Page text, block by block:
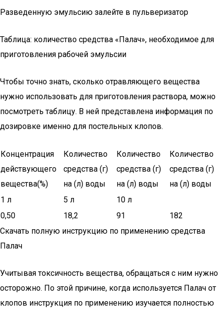
Разведенную эмульсию залейте в пульверизатор
Таблица: количество средства «Палач», необходимое для
приготовления рабочей эмульсии
Чтобы точно знать, сколько отравляющего вещества
нужно использовать для приготовления раствора, можно
посмотреть таблицу. В ней представлена информация по
дозировке именно для постельных клопов.
Концентрация
действующего
вещества(%)
Количество
средства (г)
на (л) воды
Количество
средства (г)
на (л) воды
Количество
средства (г)
на (л) воды
1 л
5 л
10 л
0,50
18,2 91
182
Скачать полную инструкцию по применению средства
Палач
Учитывая токсичность вещества, обращаться с ним нужно
осторожно. По этой причине, когда используется Палач от
клопов инструкция по применению изучается полностью